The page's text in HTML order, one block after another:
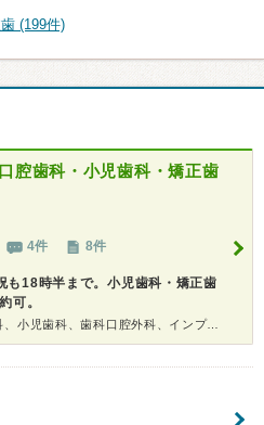
(199件)
腔歯科・小児歯科・矯正歯
4件 8件
も18時半まで。小児歯科・矯正歯
可。
診療科：歯科、矯正歯科、歯周病科、小児歯科、歯科口腔外科、インプラント、ホワイトニング